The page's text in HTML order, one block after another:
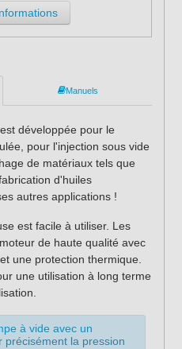
Manuels
développée pour le
pour l'injection sous vide
de matériaux tels que
d'huiles
autres applications !
est facile à utiliser. Les
de haute qualité avec
une protection thermique.
une utilisation à long terme
à vide avec un
la pression